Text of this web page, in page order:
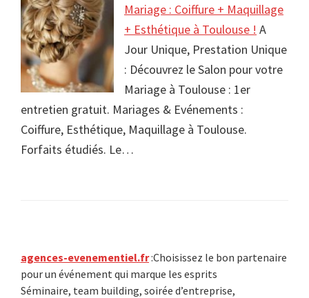
Mariage : Coiffure + Maquillage
+ Esthétique à Toulouse ! A
Jour Unique, Prestation Unique
: Découvrez le Salon pour votre
Mariage à Toulouse : 1er
entretien gratuit. Mariages & Evénements :
Coiffure, Esthétique, Maquillage à Toulouse.
Forfaits étudiés. Le…
Primary
Sidebar
agences-evenementiel.fr:Choisissez le bon partenaire
pour un événement qui marque les esprits
Séminaire, team building, soirée d’entreprise,